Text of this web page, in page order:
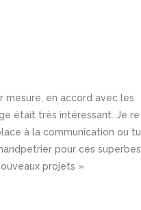
mesure, en accord avec les
était très intéressant. Je re
à la communication ou tu
pour ces superbes
projets »